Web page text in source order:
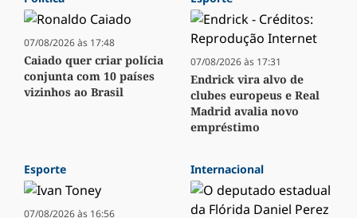
07/08/2026 às 17:48
Caiado quer criar polícia
conjunta com 10 países
vizinhos ao Brasil
07/08/2026 às 17:31
Endrick vira alvo de
clubes europeus e Real
Madrid avalia novo
empréstimo
Esporte
07/08/2026 às 16:56
Internacional